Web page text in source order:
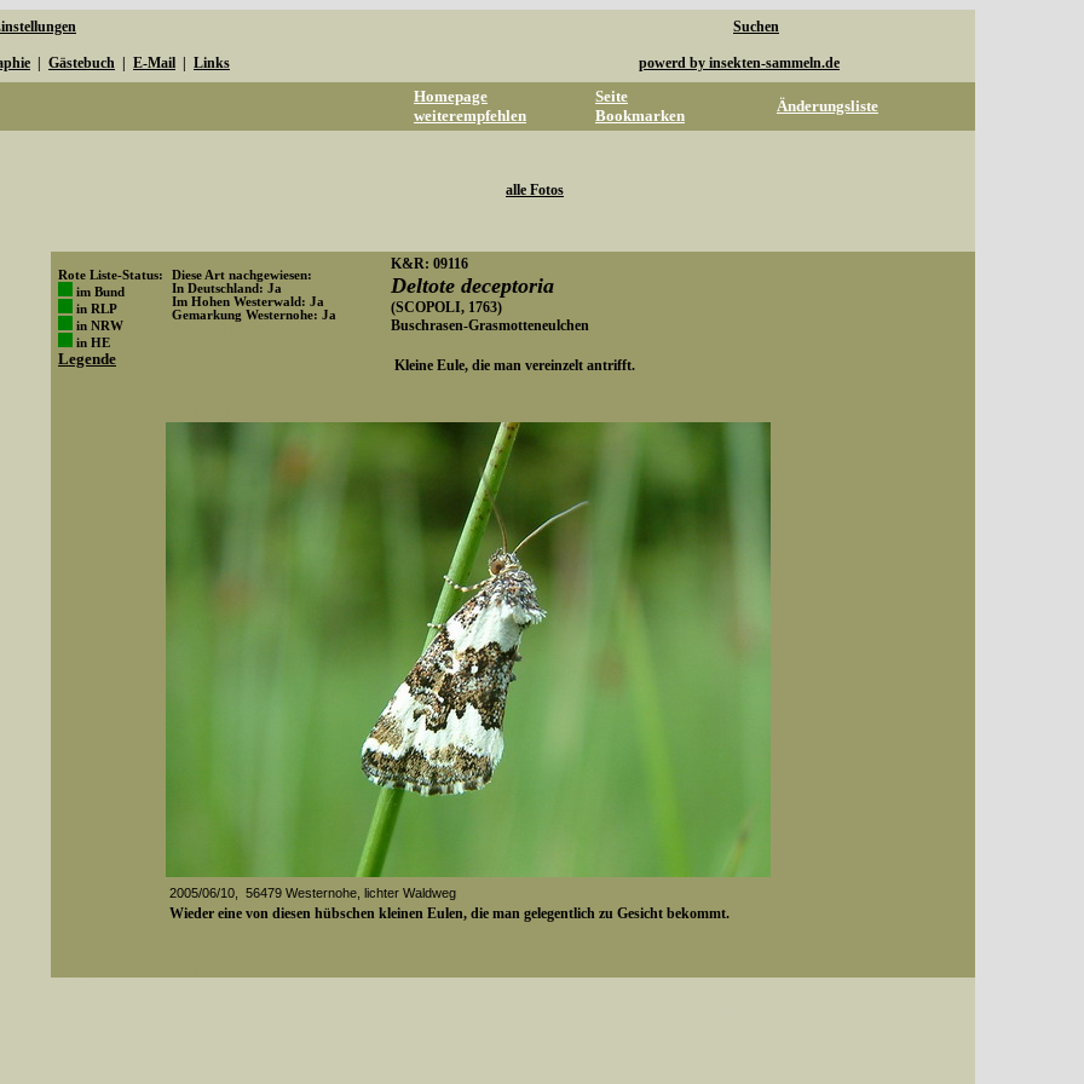
Suchen
Gästebuch E-Mail Links powerd by insekten-sammeln.de
Homepage
weiterempfehlen
Seite
Bookmarken
Änderungsliste
alle Fotos
Rote Liste-Status:
im Bund
in RLP
in NRW
in HE
Legende
Diese Art nachgewiesen:
In Deutschland: Ja
Im Hohen Westerwald: Ja
Gemarkung Westernohe: Ja
K&R: 09116
Deltote deceptoria
(SCOPOLI, 1763)
Buschrasen-Grasmotteneulchen
Kleine Eule, die man vereinzelt antrifft.
2005/06/10, 56479 Westernohe, lichter Waldweg
Wieder eine von diesen hübschen kleinen Eulen, die man gelegentlich zu Gesicht bekommt.